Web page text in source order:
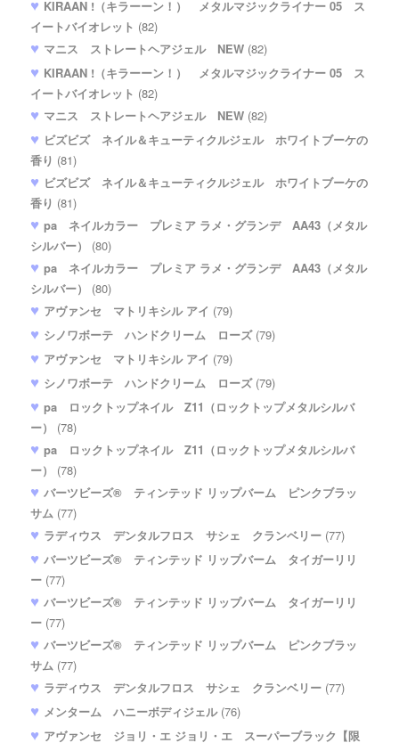
KIRAAN !（キラーーン！） メタルマジックライナー 05 ス
イートバイオレット (82)
マニス ストレートヘアジェル NEW (82)
KIRAAN !（キラーーン！） メタルマジックライナー 05 ス
イートバイオレット (82)
マニス ストレートヘアジェル NEW (82)
ビズビズ ネイル＆キューティクルジェル ホワイトブーケの
香り (81)
ビズビズ ネイル＆キューティクルジェル ホワイトブーケの
香り (81)
pa ネイルカラー プレミア ラメ・グランデ AA43（メタル
シルバー）
(80)
pa ネイルカラー プレミア ラメ・グランデ AA43（メタル
シルバー）
(80)
アヴァンセ マトリキシル アイ (79)
シノワボーテ ハンドクリーム ローズ(79)
アヴァンセ マトリキシル アイ (79)
シノワボーテ ハンドクリーム ローズ(79)
pa ロックトップネイル Z11（ロックトップメタルシルバ
ー）
(78)
pa ロックトップネイル Z11（ロックトップメタルシルバ
ー）
(78)
バーツビーズ® ティンテッド リップバーム ピンクブラッ
サム (77)
ラディウス デンタルフロス サシェ クランベリー (77)
バーツビーズ® ティンテッド リップバーム タイガーリリ
ー (77)
バーツビーズ® ティンテッド リップバーム タイガーリリ
ー (77)
バーツビーズ® ティンテッド リップバーム ピンクブラッ
サム (77)
ラディウス デンタルフロス サシェ クランベリー (77)
メンターム ハニーボディジェル(76)
アヴァンセ ジョリ・エ ジョリ・エ スーパーブラック【限